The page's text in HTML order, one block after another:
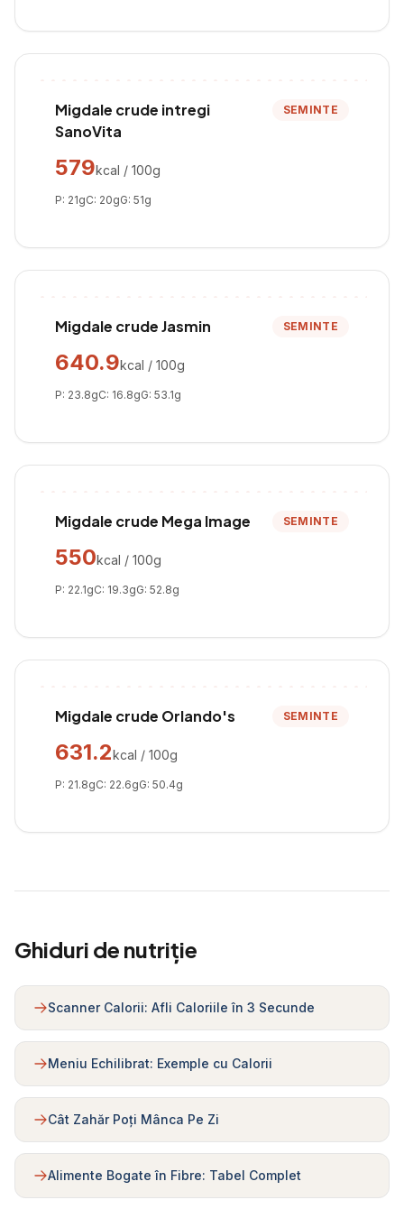
Migdale crude intregi
SanoVita
SEMINTE
579kcal / 100g
P: 21gC: 20gG: 51g
Migdale crude Jasmin SEMINTE
640.9kcal / 100g
P: 23.8gC: 16.8gG: 53.1g
Migdale crude Mega Image SEMINTE
550kcal / 100g
P: 22.1gC: 19.3gG: 52.8g
Migdale crude Orlando's SEMINTE
631.2kcal / 100g
P: 21.8gC: 22.6gG: 50.4g
Ghiduri de nutriție
Scanner Calorii: Afli Caloriile în 3 Secunde
Meniu Echilibrat: Exemple cu Calorii
Cât Zahăr Poți Mânca Pe Zi
Alimente Bogate în Fibre: Tabel Complet